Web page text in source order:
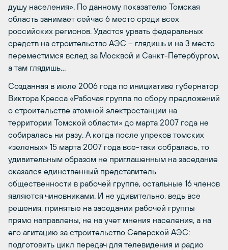
душу населения». По данному показателю Томская
область занимает сейчас 6 место среди всех
российских регионов. Удастся урвать федеральных
средств на строительство АЭС – глядишь и на 3 место
переместимся вслед за Москвой и Санкт-Петербургом,
а там глядишь…
Созданная в июле 2006 года по инициативе губернатор
Виктора Кресса «Рабочая группа по сбору предложений
о строительстве атомной электростанции на
территории Томской области» до марта 2007 года не
собиралась ни разу. А когда после упреков томских
«зеленых» 15 марта 2007 года все-таки собралась, то
удивительным образом не приглашенным на заседание
оказался единственный представитель
общественности в рабочей группе, остальные 16 членов
являются чиновниками. И не удивительно, ведь все
решения, принятые на заседании рабочей группы
прямо направлены, не на учет мнения населения, а на
его агитацию за строительство Северской АЭС:
подготовить цикл передач для телевидения и радио